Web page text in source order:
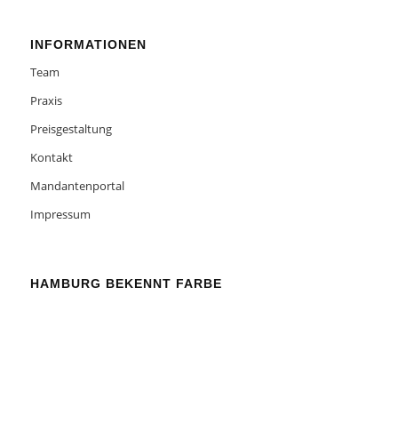
INFORMATIONEN
Team
Praxis
Preisgestaltung
Kontakt
Mandantenportal
Impressum
HAMBURG BEKENNT FARBE